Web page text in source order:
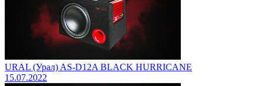
URAL (Урал) AS-D12A BLACK HURRICANE
15.07.2022